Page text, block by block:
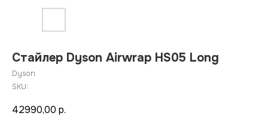
Стайлер Dyson Airwrap HS05 Long
Dyson
SKU:
42990,00 р.